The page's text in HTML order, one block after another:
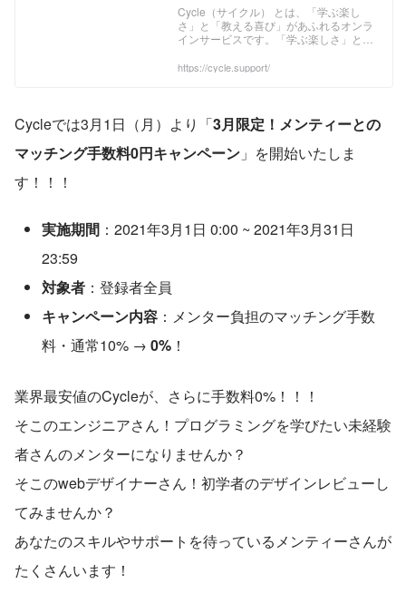
Cycle（サイクル） とは、「学ぶ楽し
さ」と「教える喜び」があふれるオンラ
インサービスです。「学ぶ楽しさ」と
ワクした気持ちや、分からない問題が理
まるステキな喜び。 ...
https://cycle.support/
Cycleでは3月1日（月）より「3月限定！メンティーとの
マッチング手数料0円キャンペーン 」を開始いたしま
す！！！
実施期間 ：2021年3月1日 0:00 ~ 2021年3月31日
23:59
対象者 ：登録者全員
キャンペーン内容 ：メンター負担のマッチング手数
料・通常10% → 0% ！
業界最安値のCycleが、さらに手数料0%！！！
そこのエンジニアさん！プログラミングを学びたい未経験
者さんのメンターになりませんか？
そこのwebデザイナーさん！初学者のデザインレビューし
てみませんか？
あなたのスキルやサポートを待っているメンティーさんが
たくさんいます！